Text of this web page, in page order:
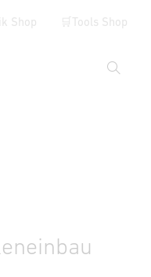
Shop 🛒Tools Shop
Suche